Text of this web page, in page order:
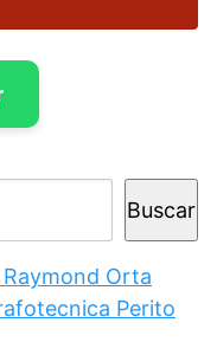
Buscar
Orta
Perito